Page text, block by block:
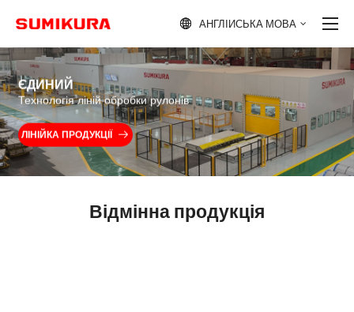
 АНГЛІЙСЬКА МОВА
ЄДИНИЙ
Технологія ліній обробки рулонів
ЛІНІЙКА ПРОДУКЦІЇ 
Відмінна продукція